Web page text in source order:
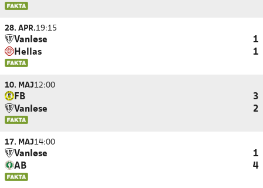
28. APR.19:15
Vanløse
1
Hellas
1
10. MAJ12:00
FB
3
Vanløse
2
17. MAJ14:00
Vanløse
1
AB
4